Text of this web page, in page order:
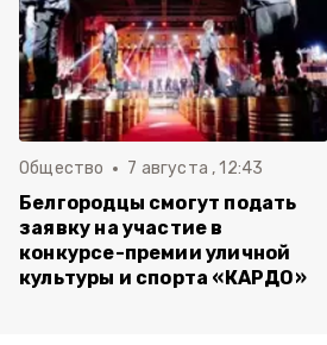
Общество 7 августа , 12:43
Белгородцы смогут подать
заявку на участие в
конкурсе-премии уличной
культуры и спорта «КАРДО»